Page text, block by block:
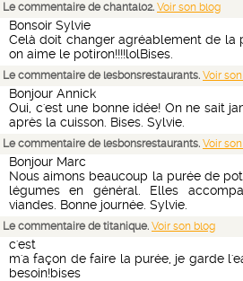
Le commentaire de chantal02. Voir son blog
Bonsoir Sylvie
Celà doit changer agréablement de la
on aime le potiron!!!!lolBises.
Le commentaire de lesbonsrestaurants. Voir
Bonjour Annick
Oui, c'est une bonne idée! On ne sait
après la cuisson. Bises. Sylvie.
Le commentaire de lesbonsrestaurants. Voir
Bonjour Marc
Nous aimons beaucoup la purée de
légumes en général. Elles
viandes. Bonne journée. Sylvie.
Le commentaire de titanique. Voir son blog
c'est
m'a façon de faire la purée, je garde
besoin!bises